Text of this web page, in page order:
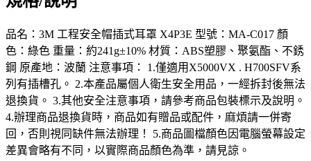
品名：3M 工程安全帽插式耳罩 X4P3E 型號：MA-C017 顏
色：綠色 重量：約241g±10% 材質：ABS塑膠、聚氨酯、不銹
鋼 原產地：波蘭 注意事項： 1.僅適用X5000VX . H700SFV系
列有插槽孔。 2.本產品屬個人衛生安全用品，一經拆封後無法
退換貨。 3.其他安全注意事項，請參考商品包裝標示及說明。
4.辦理商品退換貨時，商品如有贈品或配件，麻煩請一併寄
回，否則視同缺件無法辦理！ 5.商品圖檔顏色因電腦螢幕設定
差異會略有不同，以實際商品顏色為準，請見諒。